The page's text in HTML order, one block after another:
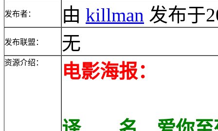
发布者： 由 killman 发布于
发布联盟： 无
资源介绍： 电影海报：